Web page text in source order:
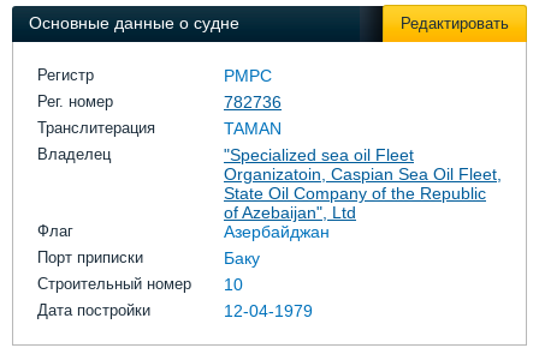
Выставки и семинары
Личности
Словарь
Галерея флота
Форум
Основные данные о судне Редактировать
Регистр РМРС
Рег. номер 782736
Транслитерация TAMAN
Владелец
"Specialized sea oil Fleet
Organizatoin, Caspian Sea Oil Fleet,
State Oil Company of the Republic
of Azebaijan", Ltd
Флаг Азербайджан
Порт приписки Баку
Строительный номер 10
Дата постройки 12-04-1979